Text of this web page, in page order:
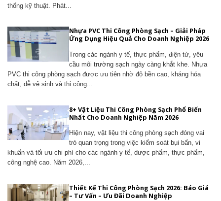
thống kỹ thuật. Phát...
Nhựa PVC Thi Công Phòng Sạch – Giải Pháp
Ứng Dụng Hiệu Quả Cho Doanh Nghiệp 2026
Trong các ngành y tế, thực phẩm, điện tử, yêu
cầu môi trường sạch ngày càng khắt khe. Nhựa
PVC thi công phòng sạch được ưu tiên nhờ độ bền cao, kháng hóa
chất, dễ vệ sinh và thi công...
8+ Vật Liệu Thi Công Phòng Sạch Phổ Biến
Nhất Cho Doanh Nghiệp Năm 2026
Hiện nay, vật liệu thi công phòng sạch đóng vai
trò quan trọng trong việc kiểm soát bụi bẩn, vi
khuẩn và tối ưu chi phí cho các ngành y tế, dược phẩm, thực phẩm,
công nghệ cao. Năm 2026,...
Thiết Kế Thi Công Phòng Sạch 2026: Báo Giá
– Tư Vấn – Ưu Đãi Doanh Nghiệp